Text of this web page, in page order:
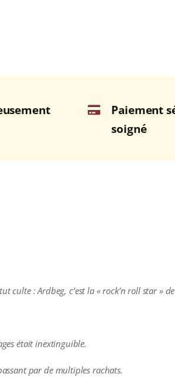
Paiement
soigné
: Ardbeg, c’est la « rock’n roll star » de
était inextinguible.
par de multiples rachats.